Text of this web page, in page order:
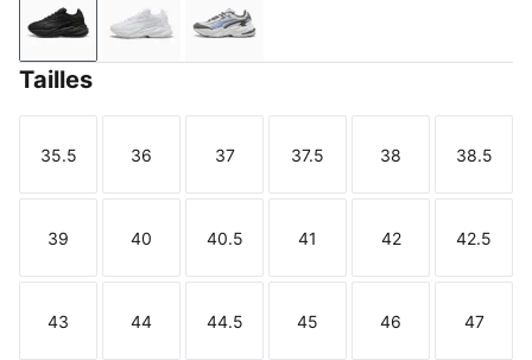
PUMA Black-Smokey Gray
PUMA White-Cool Light Gray
PUMA White-Feather Gray
Tailles
Taille
35.5
Taille
36
Taille
37
Taille
37.5
Taille
38
Taille
38.5
Taille
39
Taille
40
Taille
40.5
Taille
41
Taille
42
Taille
42.5
Taille
43
Taille
44
Taille
44.5
Taille
45
Taille
46
Taille
47